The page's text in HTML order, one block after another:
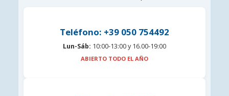
Teléfono: +39 050 754492
Lun-Sáb: 10:00-13:00 y 16.00-19:00
ABIERTO TODO EL AÑO